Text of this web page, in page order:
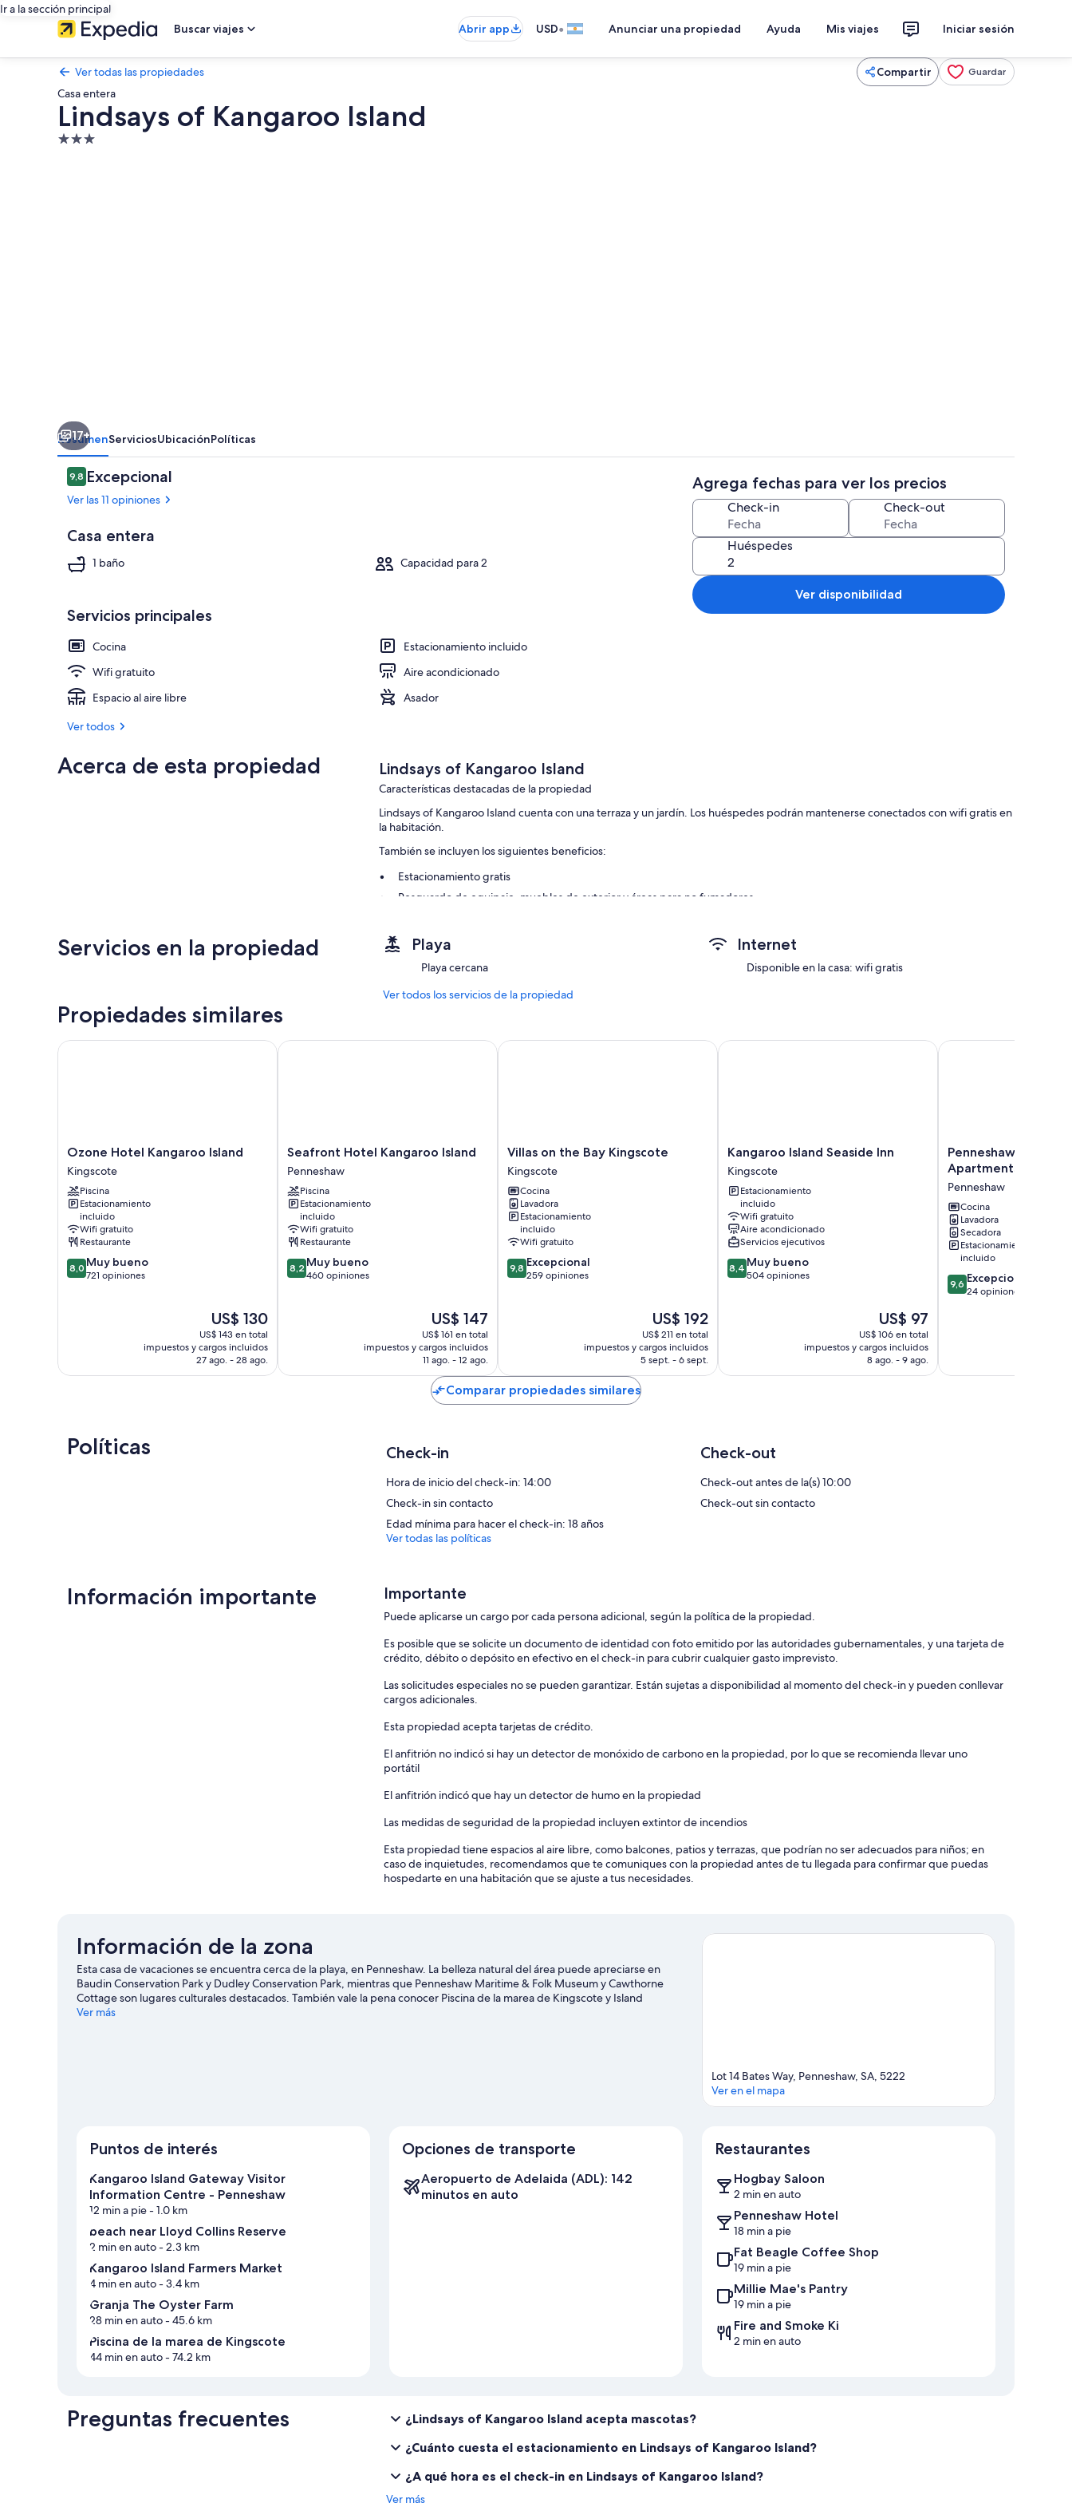
Ir a la sección principal
Buscar viajes
Abrir app USD• Anunciar una propiedad Ayuda Mis viajes Iniciar sesión
Ver todas las propiedades Compartir Guardar
Casa entera
Lindsays of Kangaroo Island
Propiedad
Cafetera/tetera, refrigerador con freezer, microondas, placa de cocina
Detalle exterior
17+
ResumenServiciosUbicaciónPolíticas
Opiniones
9,89,8 de 10
Excepcional
Ver las 11 opiniones
Casa entera
1 baño Capacidad para 2
Servicios principales
Cocina
Estacionamiento incluido
Wifi gratuito
Aire acondicionado
Espacio al aire libre
Asador
Ver todos
Agrega fechas para ver los precios
Check-in Check-out
Huéspedes
Ver disponibilidad
Acerca de esta propiedad Lindsays of Kangaroo Island
Características destacadas de la propiedad
Lindsays of Kangaroo Island cuenta con una terraza y un jardín. Los huéspedes podrán mantenerse conectados con wifi gratis en
la habitación.
También se incluyen los siguientes beneficios:
Estacionamiento gratis
Resguardo de equipaje, muebles de exterior y áreas para no fumadores
Características de las habitaciones
En Lindsays of Kangaroo Island, todas las habitaciones poseen beneficios como aire acondicionado. Además, brindan servicios
Servicios en la propiedad Playa
Playa cercana
Internet
Disponible en la casa: wifi gratis
Ver todos los servicios de la propiedad
Propiedades similares
Ozone
Hotel
Kangaroo
Island
Kingscote
Ozone Hotel Kangaroo Island
Kingscote
Piscina
Estacionamiento
incluido
Wifi gratuito
Restaurante
8.0
de
8,0 Muy bueno
721 opiniones
El
precio
actual
es
de
US$ 130
US$ 143 en total
impuestos y cargos incluidos
27 ago. - 28 ago.
Ozone Hotel Kangaroo Island
Seafront
Hotel
Kangaroo
Island
Penneshaw
Seafront Hotel Kangaroo Island
Penneshaw
Piscina
Estacionamiento
incluido
Wifi gratuito
Restaurante
8.2
de
8,2 Muy bueno
460 opiniones
El
precio
actual
es
de
US$ 147
US$ 147
US$ 161 en total
impuestos y cargos incluidos
11 ago. - 12 ago.
Seafront Hotel Kangaroo Island
Villas
on
the
Bay
Kingscote
Kingscote
Villas on the Bay Kingscote
Kingscote
Cocina
Lavadora
Estacionamiento
incluido
Wifi gratuito
9.8
de
9,8 Excepcional
259 opiniones
El
precio
actual
es
de
US$ 192
US$ 211 en total
impuestos y cargos incluidos
5 sept. - 6 sept.
Villas on the Bay Kingscote
Kangaroo
Island
Seaside
Inn
Kingscote
Kangaroo Island Seaside Inn
Kingscote
Estacionamiento
incluido
Wifi gratuito
Aire acondicionado
Servicios ejecutivos
8.4
de
8,4 Muy bueno
504 opiniones
El
precio
actual
es
de
US$ 97
US$ 106 en total
impuestos y cargos incluidos
8 ago. - 9 ago.
Kangaroo Island Seaside Inn
Penneshaw
Oceanview
Apartments
Penneshaw
Penneshaw
Apartments
Penneshaw
Cocina
Lavadora
Secadora
Estacionamiento
incluido
9.6
de
9,6 Excepcional
24 opiniones
Penneshaw
Comparar propiedades similares
Políticas Check-in
Hora de inicio del check-in: 14:00
Check-in sin contacto
Edad mínima para hacer el check-in: 18 años
Check-out
Check-out antes de la(s) 10:00
Check-out sin contacto
Ver todas las políticas
Información importante Importante
Puede aplicarse un cargo por cada persona adicional, según la política de la propiedad.
Es posible que se solicite un documento de identidad con foto emitido por las autoridades gubernamentales, y una tarjeta de
crédito, débito o depósito en efectivo en el check-in para cubrir cualquier gasto imprevisto.
Las solicitudes especiales no se pueden garantizar. Están sujetas a disponibilidad al momento del check-in y pueden conllevar
cargos adicionales.
Esta propiedad acepta tarjetas de crédito.
El anfitrión no indicó si hay un detector de monóxido de carbono en la propiedad, por lo que se recomienda llevar uno
portátil
El anfitrión indicó que hay un detector de humo en la propiedad
Las medidas de seguridad de la propiedad incluyen extintor de incendios
Esta propiedad tiene espacios al aire libre, como balcones, patios y terrazas, que podrían no ser adecuados para niños; en
caso de inquietudes, recomendamos que te comuniques con la propiedad antes de tu llegada para confirmar que puedas
hospedarte en una habitación que se ajuste a tus necesidades.
Información de la zona
Esta casa de vacaciones se encuentra cerca de la playa, en Penneshaw. La belleza natural del área puede apreciarse en
Baudin Conservation Park y Dudley Conservation Park, mientras que Penneshaw Maritime & Folk Museum y Cawthorne
Cottage son lugares culturales destacados. También vale la pena conocer Piscina de la marea de Kingscote y Island
Beehive. En la zona puedes practicar actividades como tours en bote, o disfrutar del aire libre mientras haces ecotours y
Ver más
Lot 14 Bates Way, Penneshaw, SA, 5222
Ver en el mapa
Puntos de interés
Kangaroo Island Gateway Visitor
Information Centre - Penneshaw
12 min a pie- 1.0 km
beach near Lloyd Collins Reserve
2 min en auto- 2.3 km
Kangaroo Island Farmers Market
4 min en auto- 3.4 km
Granja The Oyster Farm
28 min en auto- 45.6 km
Piscina de la marea de Kingscote
44 min en auto- 74.2 km
Opciones de transporte
Aeropuerto de Adelaida (ADL): 142
minutos en auto
Restaurantes
Hogbay Saloon
2 min en auto
Penneshaw Hotel
18 min a pie
Fat Beagle Coffee Shop
19 min a pie
Millie Mae's Pantry
19 min a pie
Fire and Smoke Ki
2 min en auto
Preguntas frecuentes
¿Lindsays of Kangaroo Island acepta mascotas?
¿Cuánto cuesta el estacionamiento en Lindsays of Kangaroo Island?
¿A qué hora es el check-in en Lindsays of Kangaroo Island?
Ver más